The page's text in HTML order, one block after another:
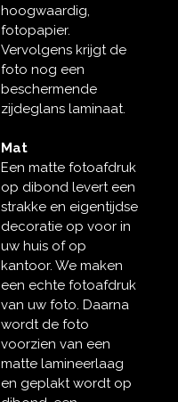
hoogwaardig,
fotopapier.
Vervolgens krijgt de
foto nog een
beschermende
zijdeglans laminaat.
Mat
Een matte fotoafdruk
op dibond levert een
strakke en eigentijdse
decoratie op voor in
uw huis of op
kantoor. We maken
een echte fotoafdruk
van uw foto. Daarna
wordt de foto
voorzien van een
matte lamineerlaag
en geplakt wordt op